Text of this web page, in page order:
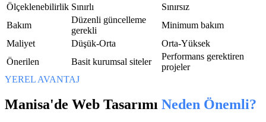
Ölçeklenebilirlik Sınırlı
Sınırsız
Bakım
Düzenli güncelleme
gerekli
Minimum bakım
Maliyet
Düşük-Orta
Orta-Yüksek
Önerilen
Basit kurumsal siteler
Performans gerektiren
projeler
YEREL AVANTAJ
Manisa'de Web Tasarımı Neden Önemli?